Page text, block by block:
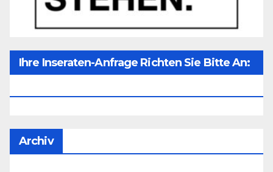
Ihre Inseraten-Anfrage Richten Sie Bitte An:
Archiv